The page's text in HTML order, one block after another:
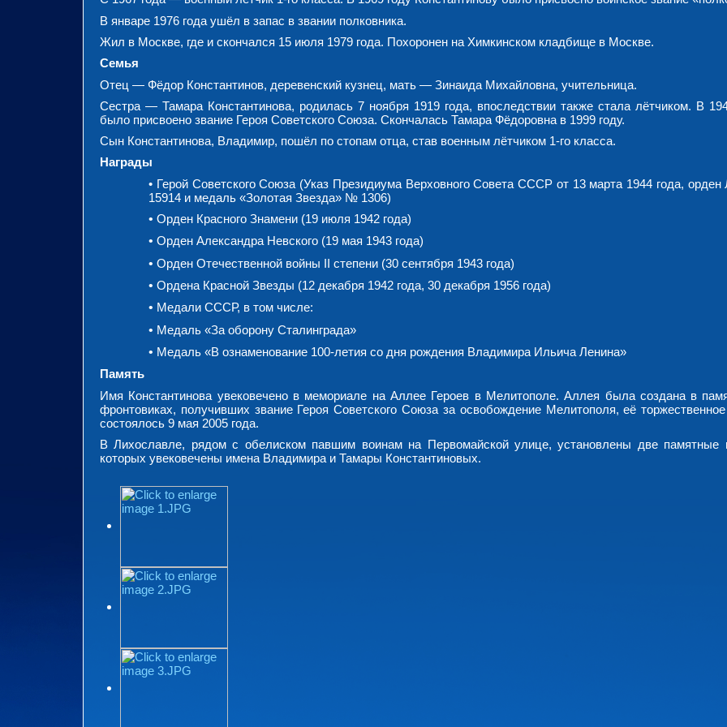
В январе 1976 года ушёл в запас в звании полковника.
Жил в Москве, где и скончался 15 июля 1979 года. Похоронен на Химкинском кладбище в Москве.
Семья
Отец — Фёдор Константинов, деревенский кузнец, мать — Зинаида Михайловна, учительница.
Сестра — Тамара Константинова, родилась 7 ноября 1919 года, впоследствии также стала лётчиком. В
было присвоено звание Героя Советского Союза. Скончалась Тамара Фёдоровна в 1999 году.
Сын Константинова, Владимир, пошёл по стопам отца, став военным лётчиком 1-го класса.
Награды
• Герой Советского Союза (Указ Президиума Верховного Совета СССР от 13 марта 1944 года,
15914 и медаль «Золотая Звезда» № 1306)
• Орден Красного Знамени (19 июля 1942 года)
• Орден Александра Невского (19 мая 1943 года)
• Орден Отечественной войны II степени (30 сентября 1943 года)
• Ордена Красной Звезды (12 декабря 1942 года, 30 декабря 1956 года)
• Медали СССР, в том числе:
• Медаль «За оборону Сталинграда»
• Медаль «В ознаменование 100-летия со дня рождения Владимира Ильича Ленина»
Память
Имя Константинова увековечено в мемориале на Аллее Героев в Мелитополе. Аллея была создана в
фронтовиках, получивших звание Героя Советского Союза за освобождение Мелитополя, её
состоялось 9 мая 2005 года.
В Лихославле, рядом с обелиском павшим воинам на Первомайской улице, установлены две памятные
которых увековечены имена Владимира и Тамары Константиновых.